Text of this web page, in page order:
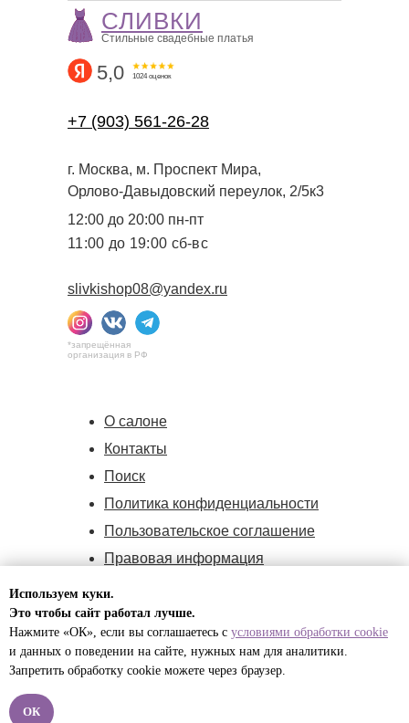
+7 (903) 561-26-28
ИП Малышева Полина Игоревна,
ИНН:732594170171,
Политика конфиденциальности
Пользовательское соглашение
Правовая информация
Оферта
О салоне
Контакты
г. Москва, м. Проспект Мира,
Орлово-Давыдовский переулок, 2/5к3
slivkishop08@yandex.ru
*запрещённая
организация в РФ
5,0 1024 оценок
12:00 до 20:00 пн-пт
11:00 до 19:00 сб-вс
СЛИВКИ
Стильные свадебные платья
Поиск
Используем куки.
Это чтобы сайт работал лучше.
Нажмите «ОК», если вы соглашаетесь с условиями обработки cookie
и данных о поведении на сайте, нужных нам для аналитики.
Запретить обработку cookie можете через браузер.
ОК